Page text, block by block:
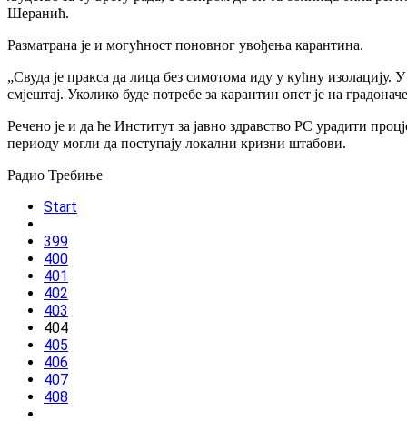
Шеранић.
Разматрана је и могућност поновног увођења карантина.
„Свуда је пракса да лица без симотома иду у кућну изолацију.
смјештај. Уколико буде потребе за карантин опет је на
Речено је и да ће Институт за јавно здравство РС урадити
периоду могли да поступају локални кризни штабови.
Радио Требиње
Start
399
400
401
402
403
404
405
406
407
408